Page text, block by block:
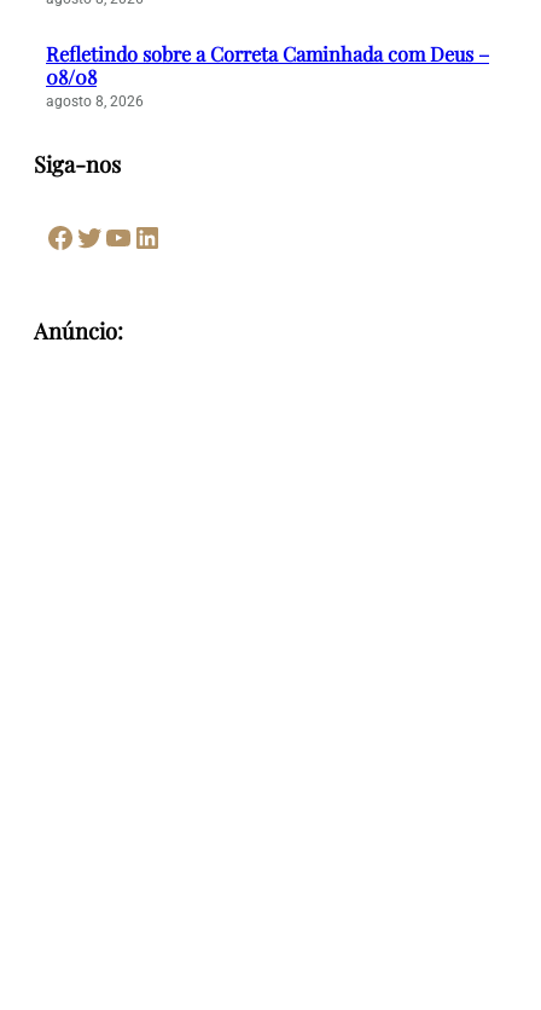
Refletindo sobre a Correta Caminhada com Deus –
08/08
agosto 8, 2026
Siga-nos
Facebook Twitter Youtube LinkedIn
Anúncio: